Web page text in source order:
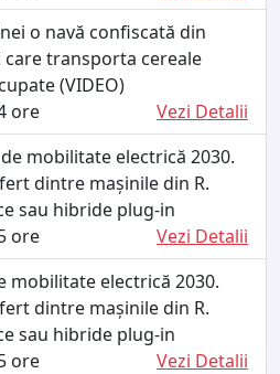
o navă confiscată din
transporta cereale
(VIDEO)
ore
Vezi Detalii
mobilitate electrică 2030.
dintre mașinile din R.
sau hibride plug-in
ore
Vezi Detalii
mobilitate electrică 2030.
dintre mașinile din R.
sau hibride plug-in
ore
Vezi Detalii